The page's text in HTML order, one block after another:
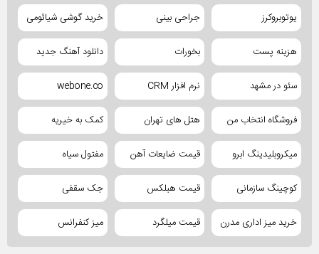
یوتوبروکرز جراحی بینی خرید گوشی شیائومی
هزینه پست بخورات دانلود آهنگ جدید
سئو در مشهد نرم افزار CRM webone.co
فروشگاه انتخاب من هتل های تهران کمک به خیریه
میکروبلیدینگ ابرو قیمت ضایعات آهن مفتول سیاه
کوچینگ سازمانی قیمت هبلکس جک سقفی
خرید میز اداری مدرن قیمت میلگرد میز کنفرانس